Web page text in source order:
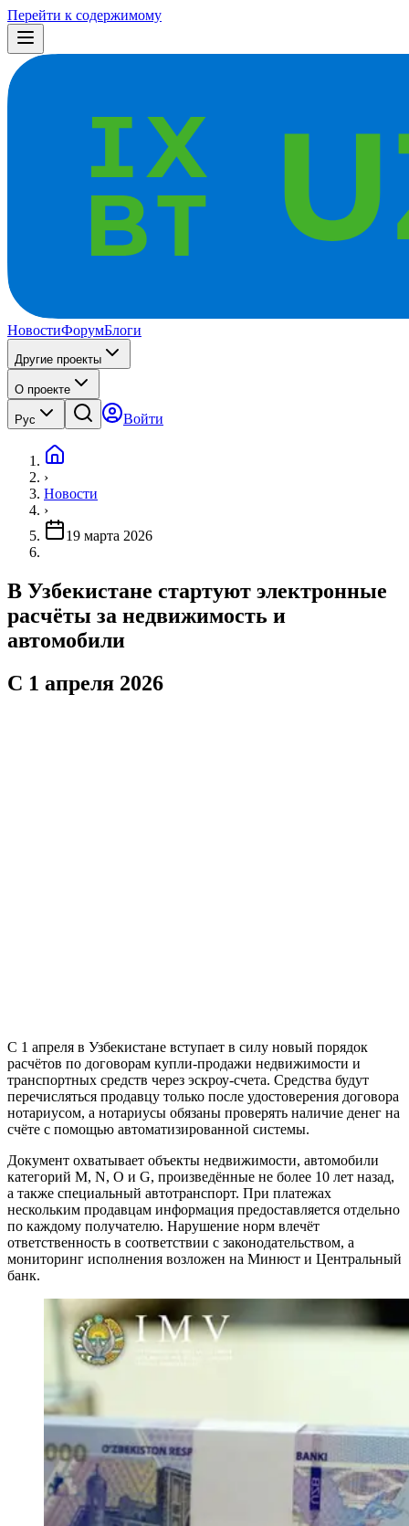
Перейти к содержимому
НовостиФорумБлоги
Другие проекты
О проекте
Рус Войти
›
Новости
›
19 марта 2026
В Узбекистане стартуют электронные
расчёты за недвижимость и
автомобили
С 1 апреля 2026
С 1 апреля в Узбекистане вступает в силу новый порядок
расчётов по договорам купли-продажи недвижимости и
транспортных средств через эскроу-счета. Средства будут
перечисляться продавцу только после удостоверения договора
нотариусом, а нотариусы обязаны проверять наличие денег на
счёте с помощью автоматизированной системы.
Документ охватывает объекты недвижимости, автомобили
категорий M, N, O и G, произведённые не более 10 лет назад,
а также специальный автотранспорт. При платежах
нескольким продавцам информация предоставляется отдельно
по каждому получателю. Нарушение норм влечёт
ответственность в соответствии с законодательством, а
мониторинг исполнения возложен на Минюст и Центральный
банк.